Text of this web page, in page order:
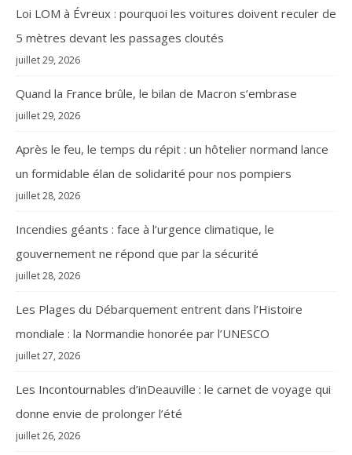
Loi LOM à Évreux : pourquoi les voitures doivent reculer de
5 mètres devant les passages cloutés
juillet 29, 2026
Quand la France brûle, le bilan de Macron s’embrase
juillet 29, 2026
Après le feu, le temps du répit : un hôtelier normand lance
un formidable élan de solidarité pour nos pompiers
juillet 28, 2026
Incendies géants : face à l’urgence climatique, le
gouvernement ne répond que par la sécurité
juillet 28, 2026
Les Plages du Débarquement entrent dans l’Histoire
mondiale : la Normandie honorée par l’UNESCO
juillet 27, 2026
Les Incontournables d’inDeauville : le carnet de voyage qui
donne envie de prolonger l’été
juillet 26, 2026